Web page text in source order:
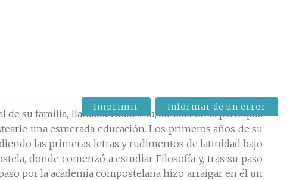
de su familia, llamadaVilancosta, situada en la parroquia
una esmerada educación. Los primeros años de su
las primeras letras y rudimentos de latinidad bajo
donde comenzó a estudiar Filosofía y, tras su paso
por la academia compostelana hizo arraigar en él un
Imprimir Informar de un error